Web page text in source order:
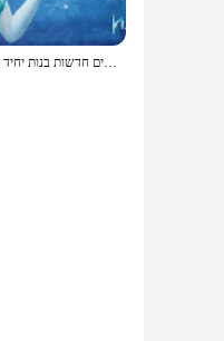
נעלי קריסטל נשים חדשות בנות יחיד נעליים קפואה aisha סופיה rhink נעלי מסיבות נעלי מופע נעלי מסיבות גודל 22-36